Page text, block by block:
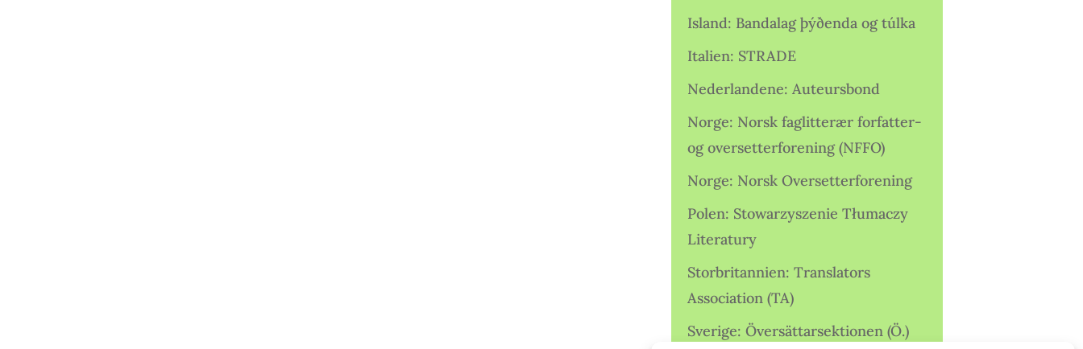
Island: Bandalag þýðenda og túlka
Italien: STRADE
Nederlandene: Auteursbond
Norge: Norsk faglitterær forfatter-
og oversetterforening (NFFO)
Norge: Norsk Oversetterforening
Polen: Stowarzyszenie Tłumaczy
Literatury
Storbritannien: Translators
Association (TA)
Sverige: Översättarsektionen (Ö.)